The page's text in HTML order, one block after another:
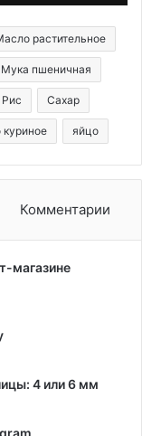
растительное
Мука пшеничная
Рис Сахар
куриное яйцо
Комментарии
магазине
4 или 6 мм